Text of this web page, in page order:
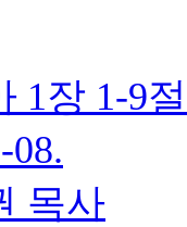
1장 1-9절
08.
목사